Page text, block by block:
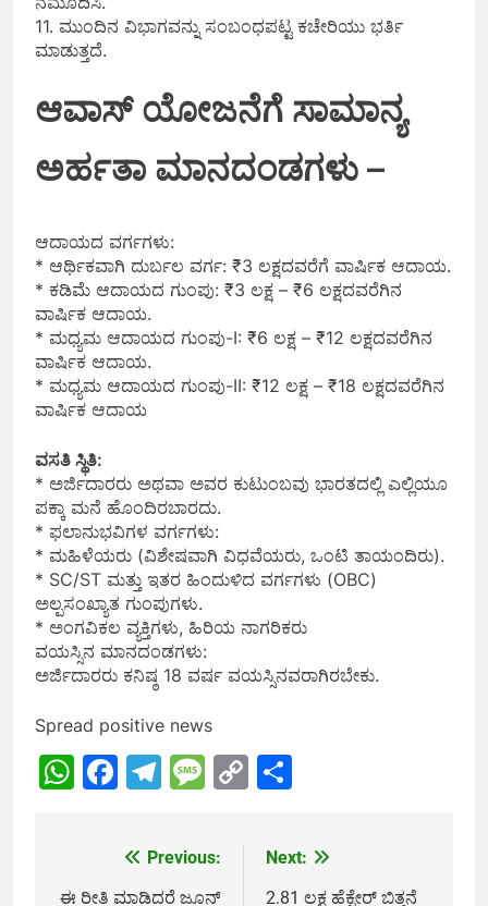
11. ಮುಂದಿನ ವಿಭಾಗವನ್ನು ಸಂಬಂಧಪಟ್ಟ ಕಚೇರಿಯು ಭರ್ತಿ
ಮಾಡುತ್ತದೆ.
ಆವಾಸ್‌ ಯೋಜನೆಗೆ ಸಾಮಾನ್ಯ
ಅರ್ಹತಾ ಮಾನದಂಡಗಳು –
ಆದಾಯದ ವರ್ಗಗಳು:
* ಆರ್ಥಿಕವಾಗಿ ದುರ್ಬಲ ವರ್ಗ: ₹3 ಲಕ್ಷದವರೆಗೆ ವಾರ್ಷಿಕ ಆದಾಯ.
* ಕಡಿಮೆ ಆದಾಯದ ಗುಂಪು: ₹3 ಲಕ್ಷ – ₹6 ಲಕ್ಷದವರೆಗಿನ
ವಾರ್ಷಿಕ ಆದಾಯ.
* ಮಧ್ಯಮ ಆದಾಯದ ಗುಂಪು-I: ₹6 ಲಕ್ಷ – ₹12 ಲಕ್ಷದವರೆಗಿನ
ವಾರ್ಷಿಕ ಆದಾಯ.
* ಮಧ್ಯಮ ಆದಾಯದ ಗುಂಪು-II: ₹12 ಲಕ್ಷ – ₹18 ಲಕ್ಷದವರೆಗಿನ
ವಾರ್ಷಿಕ ಆದಾಯ
ವಸತಿ ಸ್ಥಿತಿ:
* ಅರ್ಜಿದಾರರು ಅಥವಾ ಅವರ ಕುಟುಂಬವು ಭಾರತದಲ್ಲಿ ಎಲ್ಲಿಯೂ
ಪಕ್ಕಾ ಮನೆ ಹೊಂದಿರಬಾರದು.
* ಫಲಾನುಭವಿಗಳ ವರ್ಗಗಳು:
* ಮಹಿಳೆಯರು (ವಿಶೇಷವಾಗಿ ವಿಧವೆಯರು, ಒಂಟಿ ತಾಯಂದಿರು).
* SC/ST ಮತ್ತು ಇತರ ಹಿಂದುಳಿದ ವರ್ಗಗಳು (OBC)
ಅಲ್ಪಸಂಖ್ಯಾತ ಗುಂಪುಗಳು.
* ಅಂಗವಿಕಲ ವ್ಯಕ್ತಿಗಳು, ಹಿರಿಯ ನಾಗರಿಕರು
ವಯಸ್ಸಿನ ಮಾನದಂಡಗಳು:
ಅರ್ಜಿದಾರರು ಕನಿಷ್ಠ 18 ವರ್ಷ ವಯಸ್ಸಿನವರಾಗಿರಬೇಕು.
Spread positive news
WhatsApp
Facebook
Telegram
Message
Copy
Previous:
ಈ ರೀತಿ ಮಾಡಿದರೆ ಜೂನ್‍
Next:
2.81 ಲಕ್ಷ ಹೆಕ್ಟೇರ್ ಬಿತ್ತನೆ